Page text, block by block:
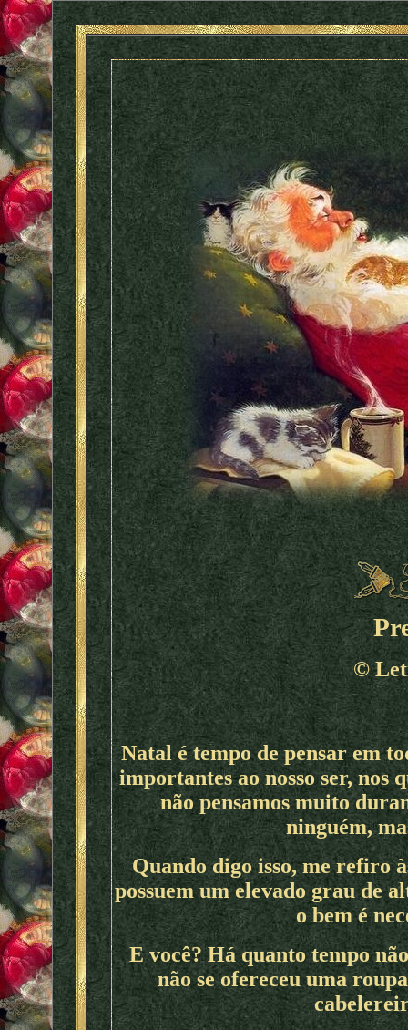
©
Natal é tempo de pensar em
importantes ao nosso ser, nos
não pensamos muito
ninguém,
Quando digo isso, me refiro
possuem um elevado grau de
o bem é
E você? Há quanto tempo
não se ofereceu uma